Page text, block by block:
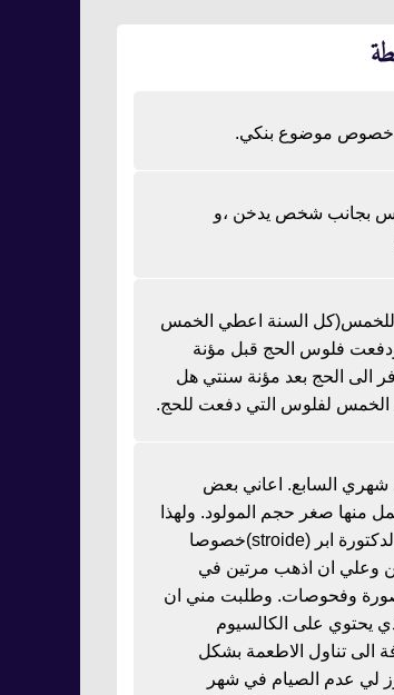
خصوص موضوع بنكي.
بجانب شخص يدخن ،و
للخمس(كل السنة اعطي الخمس
ودفعت فلوس الحج قبل مؤنة
الى الحج بعد مؤنة سنتي هل
لفلوس التي دفعت للحج.
شهري السابع. اعاني بعض
منها صغر حجم المولود. ولهذا
السبب اعطتني الدكتورة ابر (stroide)خصوصا
وعلي ان اذهب مرتين في
صورة وفحوصات. وطلبت مني ان
يحتوي على الكالسيوم
الى تناول الاطعمة بشكل
لي عدم الصيام في شهر